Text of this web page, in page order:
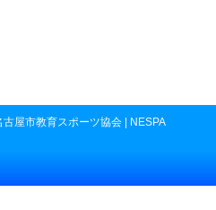
屋市教育スポーツ協会 | NESPA